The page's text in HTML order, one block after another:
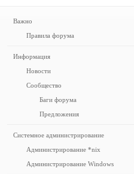
Важно
Правила форума
Информация
Новости
Сообщество
Баги форума
Предложения
Системное администрирование
Администрирование *nix
Администрирование Windows